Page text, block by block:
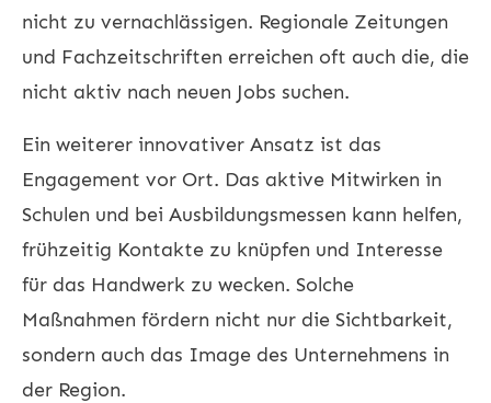
nicht zu vernachlässigen. Regionale Zeitungen
und Fachzeitschriften erreichen oft auch die, die
nicht aktiv nach neuen Jobs suchen.
Ein weiterer innovativer Ansatz ist das
Engagement vor Ort. Das aktive Mitwirken in
Schulen und bei Ausbildungsmessen kann helfen,
frühzeitig Kontakte zu knüpfen und Interesse
für das Handwerk zu wecken. Solche
Maßnahmen fördern nicht nur die Sichtbarkeit,
sondern auch das Image des Unternehmens in
der Region.